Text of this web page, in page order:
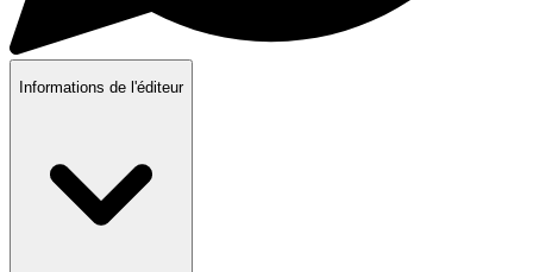
Informations de l'éditeur